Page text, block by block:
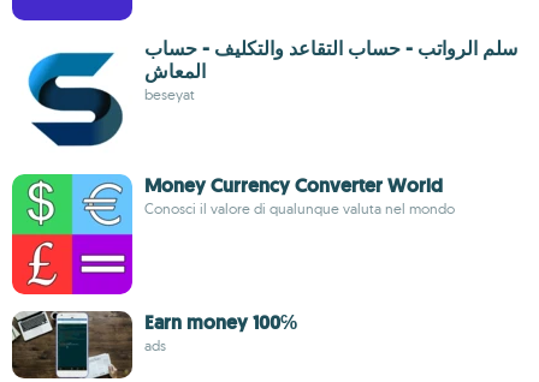
سلم الرواتب - حساب التقاعد والتكليف - حساب
المعاش
beseyat
Money Currency Converter World
Conosci il valore di qualunque valuta nel mondo
Earn money 100℅
ads